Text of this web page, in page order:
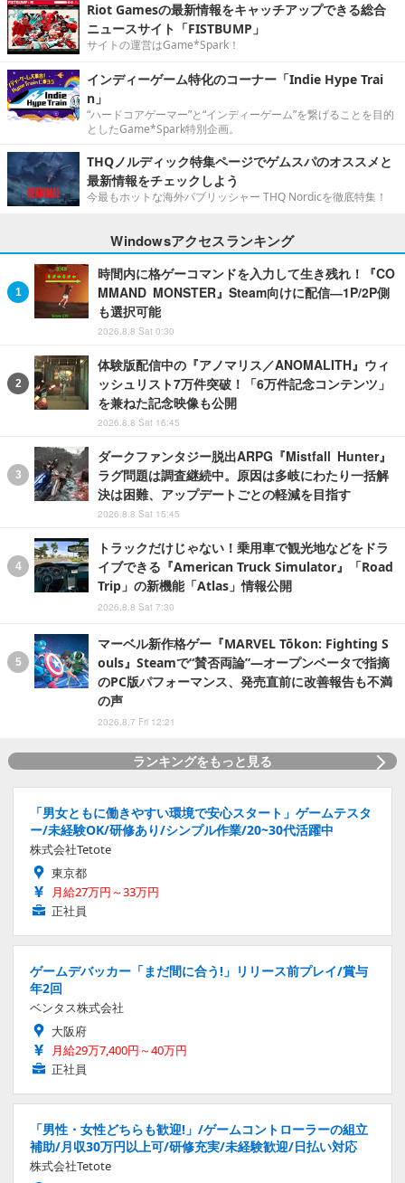
Riot Gamesの最新情報をキャッチアップできる総合
ニュースサイト「FISTBUMP」
サイトの運営はGame*Spark！
インディーゲーム特化のコーナー「Indie Hype Trai
n」
“ハードコアゲーマー”と“インディーゲーム”を繋げることを目的
としたGame*Spark特別企画。
THQノルディック特集ページでゲムスパのオススメと
最新情報をチェックしよう
今最もホットな海外パブリッシャー THQ Nordicを徹底特集！
Windowsアクセスランキング
時間内に格ゲーコマンドを入力して生き残れ！『CO
MMAND MONSTER』Steam向けに配信―1P/2P側
も選択可能
2026.8.8 Sat 0:30
体験版配信中の『アノマリス／ANOMALITH』ウィ
ッシュリスト7万件突破！「6万件記念コンテンツ」
を兼ねた記念映像も公開
2026.8.8 Sat 16:45
ダークファンタジー脱出ARPG『Mistfall Hunter』
ラグ問題は調査継続中。原因は多岐にわたり一括解
決は困難、アップデートごとの軽減を目指す
2026.8.8 Sat 15:45
トラックだけじゃない！乗用車で観光地などをドラ
イブできる『American Truck Simulator』「Road
Trip」の新機能「Atlas」情報公開
2026.8.8 Sat 7:30
マーベル新作格ゲー『MARVEL Tōkon: Fighting S
ouls』Steamで“賛否両論”―オープンベータで指摘
のPC版パフォーマンス、発売直前に改善報告も不満
の声
2026.8.7 Fri 12:21
ランキングをもっと見る
「男女ともに働きやすい環境で安心スタート」ゲームテスタ
ー/未経験OK/研修あり/シンプル作業/20~30代活躍中
株式会社Tetote
東京都
月給27万円～33万円
正社員
ゲームデバッカー「まだ間に合う!」リリース前プレイ/賞与
年2回
ベンタス株式会社
大阪府
月給29万7,400円～40万円
正社員
「男性・女性どちらも歓迎!」/ゲームコントローラーの組立
補助/月収30万円以上可/研修充実/未経験歓迎/日払い対応
株式会社Tetote